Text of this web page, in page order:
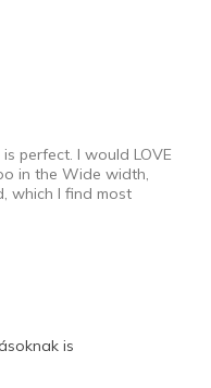
perfect. I would LOVE
in the Wide width,
which I find most
is